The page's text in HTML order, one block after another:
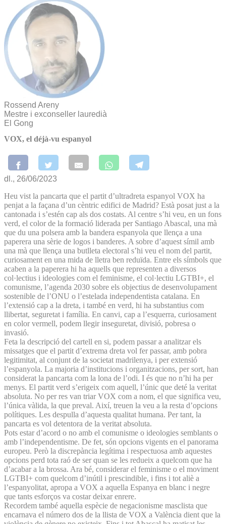
Rossend Areny
Mestre i exconseller lauredià
El Gong
VOX, el déjà-vu espanyol
dl., 26/06/2023
Heu vist la pancarta que el partit d’ultradreta espanyol VOX ha
penjat a la façana d’un cèntric edifici de Madrid? Està posat just a la
cantonada i s’estén cap als dos costats. Al centre s’hi veu, en un fons
verd, el color de la formació liderada per Santiago Abascal, una mà
que du una polsera amb la bandera espanyola que llença a una
paperera una sèrie de logos i banderes. A sobre d’aquest símil amb
una mà que llença una butlleta electoral s’hi veu el nom del partit,
curiosament en una mida de lletra ben reduïda. Entre els símbols que
acaben a la paperera hi ha aquells que representen a diversos
col·lectius i ideologies com el feminisme, el col·lectiu LGTBI+, el
comunisme, l’agenda 2030 sobre els objectius de desenvolupament
sostenible de l’ONU o l’estelada independentista catalana. En
l’extensió cap a la dreta, i també en verd, hi ha substantius com
llibertat, seguretat i família. En canvi, cap a l’esquerra, curiosament
en color vermell, podem llegir inseguretat, divisió, pobresa o
invasió.
Feta la descripció del cartell en si, podem passar a analitzar els
missatges que el partit d’extrema dreta vol fer passar, amb pobra
legitimitat, al conjunt de la societat madrilenya, i per extensió
l’espanyola. La majoria d’institucions i organitzacions, per sort, han
considerat la pancarta com la lona de l’odi. I és que no n’hi ha per
menys. El partit verd s’erigeix com aquell, l’únic que deté la veritat
absoluta. No per res van triar VOX com a nom, el que significa veu,
l’única vàlida, la que preval. Així, treuen la veu a la resta d’opcions
polítiques. Les despulla d’aquesta qualitat humana. Per tant, la
pancarta es vol detentora de la veritat absoluta.
Pots estar d’acord o no amb el comunisme o ideologies semblants o
amb l’independentisme. De fet, són opcions vigents en el panorama
europeu. Però la discrepància legítima i respectuosa amb aquestes
opcions perd tota raó de ser quan se les redueix a quelcom que ha
d’acabar a la brossa. Ara bé, considerar el feminisme o el moviment
LGTBI+ com quelcom d’inútil i prescindible, i fins i tot aliè a
l’espanyolitat, apropa a VOX a aquella Espanya en blanc i negre
que tants esforços va costar deixar enrere.
Recordem també aquella espècie de negacionisme masclista que
encarnava el número dos de la llista de VOX a València dient que la